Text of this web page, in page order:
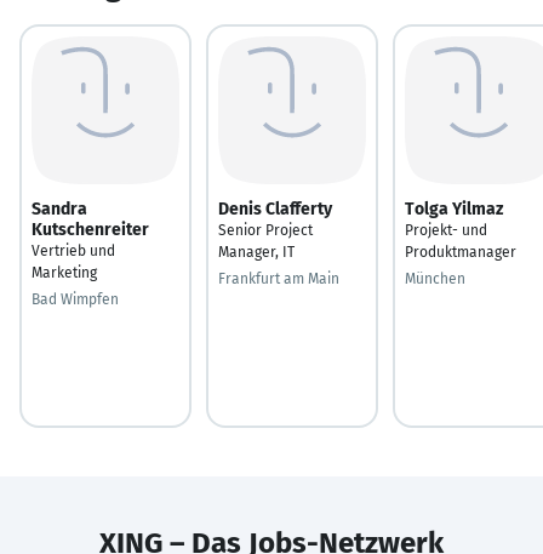
Sandra
Kutschenreiter
Vertrieb und
Marketing
Bad Wimpfen
Denis Clafferty
Senior Project
Manager, IT
Frankfurt am Main
Tolga Yilmaz
Projekt- und
Produktmanager
München
XING – Das Jobs-Netzwerk